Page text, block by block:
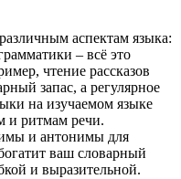
различным аспектам языка:
– всё это
чтение рассказов
запас, а регулярное
на изучаемом языке
и ритмам речи.
и антонимы для
ваш словарный
и выразительной.